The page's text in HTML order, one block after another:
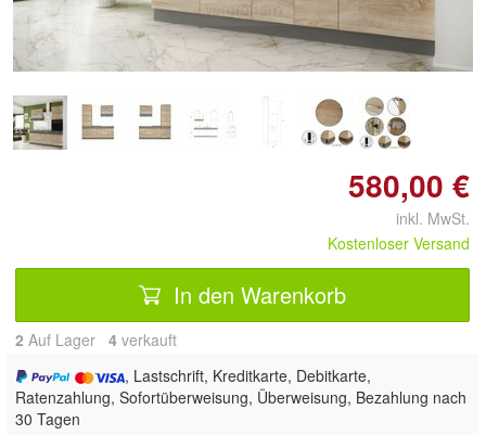
vergrößern
580,00 €
inkl. MwSt.
Kostenloser Versand
In den Warenkorb
2 Auf Lager 4 verkauft
, Lastschrift, Kreditkarte, Debitkarte,
Ratenzahlung, Sofortüberweisung, Überweisung, Bezahlung nach
30 Tagen